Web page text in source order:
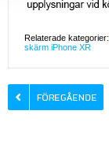
Relaterade kategorier:
skärm iPhone XR